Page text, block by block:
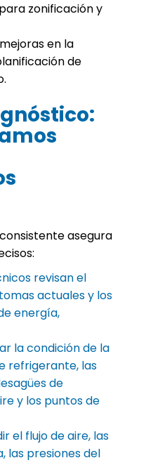
zonificación y
en la
de
asegura
revisan el
actuales y los
energía,
la condición de la
refrigerante, las
de
y los puntos de
el flujo de aire, las
las presiones del